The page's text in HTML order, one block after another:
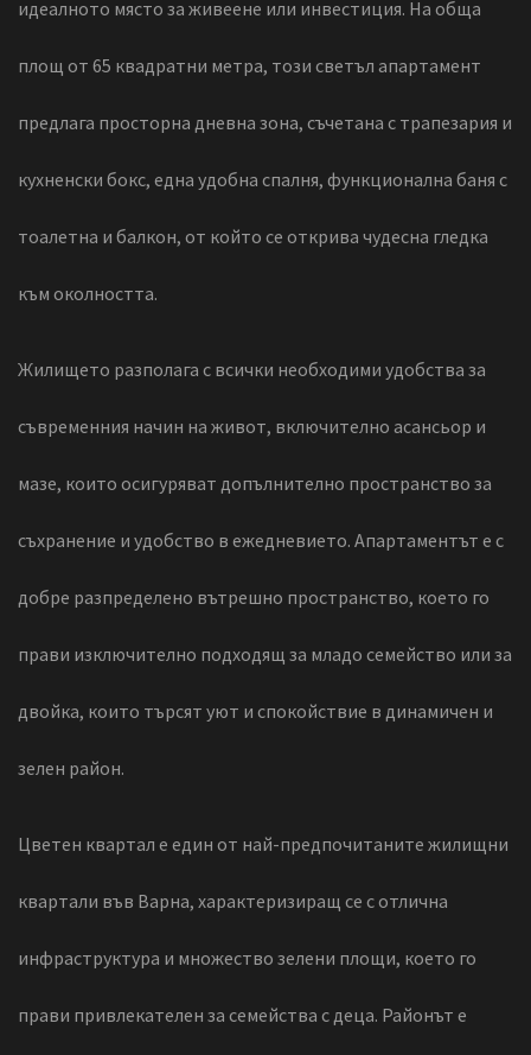
идеалното място за живеене или инвестиция. На обща
площ от 65 квадратни метра, този светъл апартамент
предлага просторна дневна зона, съчетана с трапезария и
кухненски бокс, една удобна спалня, функционална баня с
тоалетна и балкон, от който се открива чудесна гледка
към околността.
Жилището разполага с всички необходими удобства за
съвременния начин на живот, включително асансьор и
мазе, които осигуряват допълнително пространство за
съхранение и удобство в ежедневието. Апартаментът е с
добре разпределено вътрешно пространство, което го
прави изключително подходящ за младо семейство или за
двойка, които търсят уют и спокойствие в динамичен и
зелен район.
Цветен квартал е един от най-предпочитаните жилищни
квартали във Варна, характеризиращ се с отлична
инфраструктура и множество зелени площи, което го
прави привлекателен за семейства с деца. Районът е